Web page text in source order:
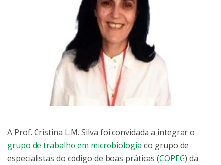
A Prof. Cristina L.M. Silva foi convidada a integrar o
grupo de trabalho em microbiologia do grupo de
especialistas do código de boas práticas (COPEG) da